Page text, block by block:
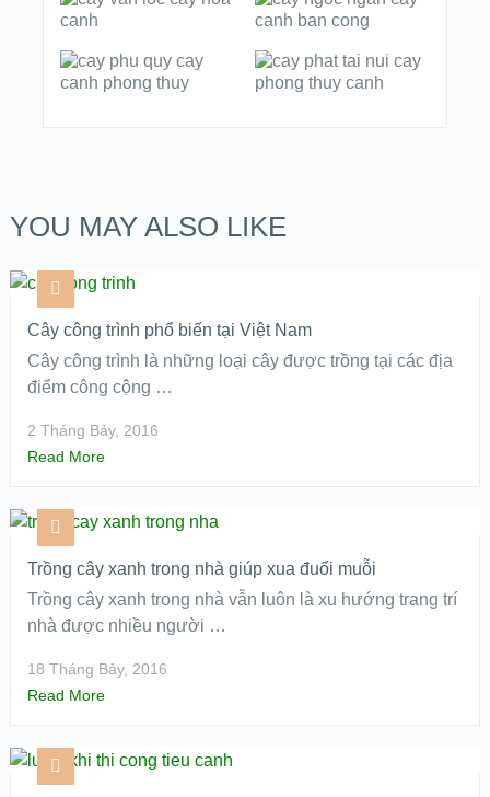
YOU MAY ALSO LIKE
Cây công trình phổ biến tại Việt Nam
Cây công trình là những loại cây được trồng tại các địa
điểm công cộng …
2 Tháng Bảy, 2016
Read More
Trồng cây xanh trong nhà giúp xua đuổi muỗi
Trồng cây xanh trong nhà vẫn luôn là xu hướng trang trí
nhà được nhiều người …
18 Tháng Bảy, 2016
Read More